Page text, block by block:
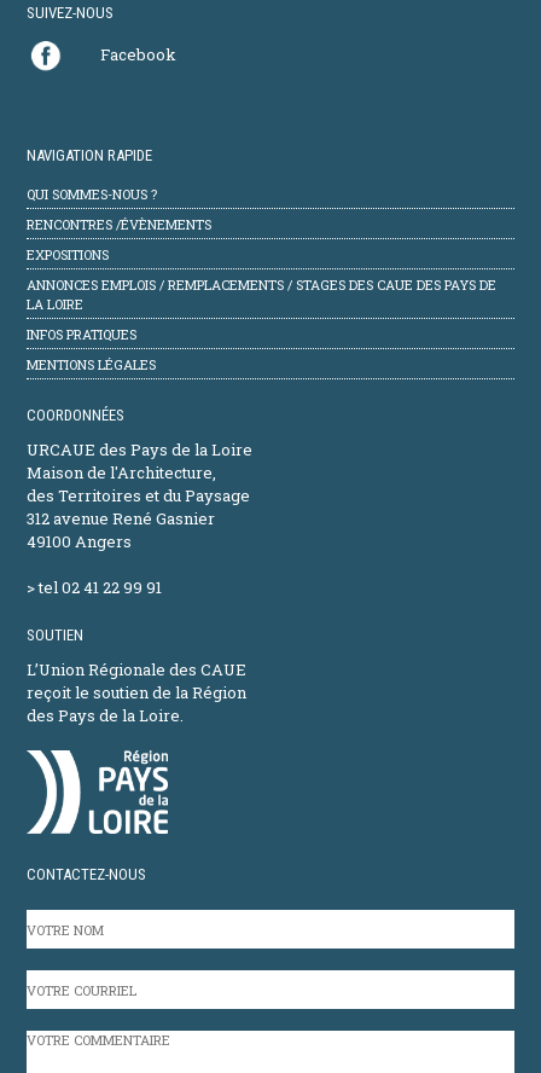
SUIVEZ-NOUS
Facebook
NAVIGATION RAPIDE
QUI SOMMES-NOUS ?
RENCONTRES /ÉVÈNEMENTS
EXPOSITIONS
ANNONCES EMPLOIS / REMPLACEMENTS / STAGES DES CAUE DES PAYS DE
LA LOIRE
INFOS PRATIQUES
MENTIONS LÉGALES
COORDONNÉES
URCAUE des Pays de la Loire
Maison de l'Architecture,
des Territoires et du Paysage
312 avenue René Gasnier
49100 Angers
> tel 02 41 22 99 91
SOUTIEN
L’Union Régionale des CAUE
reçoit le soutien de la Région
des Pays de la Loire.
CONTACTEZ-NOUS
NOM
COURRIEL
VOTRE